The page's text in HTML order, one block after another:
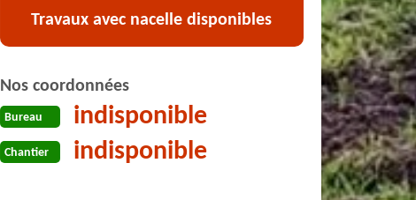
Travaux avec nacelle disponibles
Nos coordonnées
Bureau indisponible
Chantier indisponible